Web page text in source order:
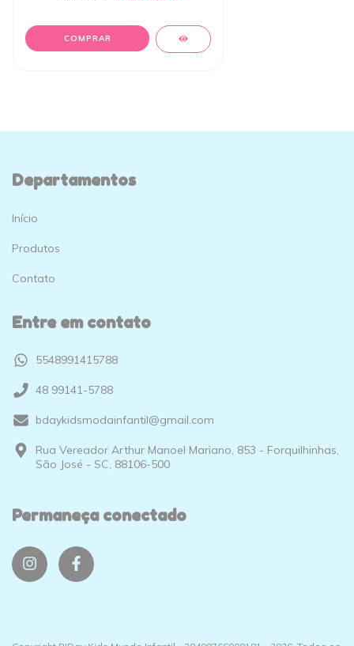
COMPRAR
Departamentos
Início
Produtos
Contato
Entre em contato
5548991415788
48 99141-5788
bdaykidsmodainfantil@gmail.com
Rua Vereador Arthur Manoel Mariano, 853 - Forquilhinhas,
São José - SC, 88106-500
Permaneça conectado